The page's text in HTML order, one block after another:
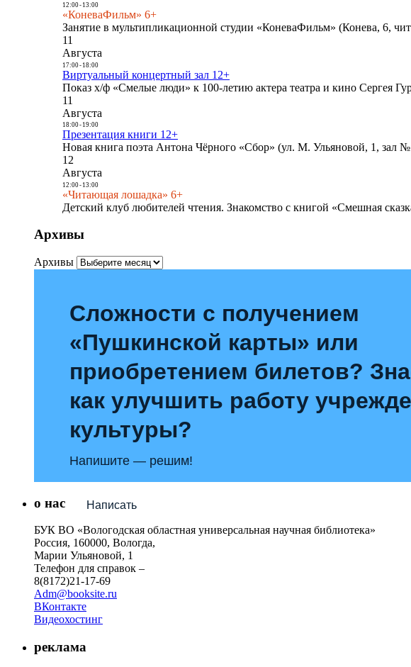
12:00- 13:00
«КоневаФильм» 6+
Занятие в мультипликационной студии «КоневаФильм» (Конева, 6,
11
Августа
17:00- 18:00
Виртуальный концертный зал 12+
Показ х/ф «Смелые люди» к 100-летию актера театра и кино Сергея
11
Августа
18:00- 19:00
Презентация книги 12+
Новая книга поэта Антона Чёрного «Сбор» (ул. М. Ульяновой, 1, зал
12
Августа
12:00- 13:00
«Читающая лошадка» 6+
Детский клуб любителей чтения. Знакомство с книгой «Смешная
Архивы
Архивы
Сложности с получением
«Пушкинской карты» или
приобретением билетов?
как улучшить работу
культуры?
Напишите — решим!
Написать
о нас
БУК ВО «Вологодская областная универсальная научная библиотека»
Россия, 160000, Вологда,
Марии Ульяновой, 1
Телефон для справок –
8(8172)21-17-69
Adm@booksite.ru
ВКонтакте
Видеохостинг
реклама